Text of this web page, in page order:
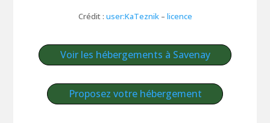
Crédit : user:KaTeznik– licence
Voir les hébergements à Savenay
Proposez votre hébergement